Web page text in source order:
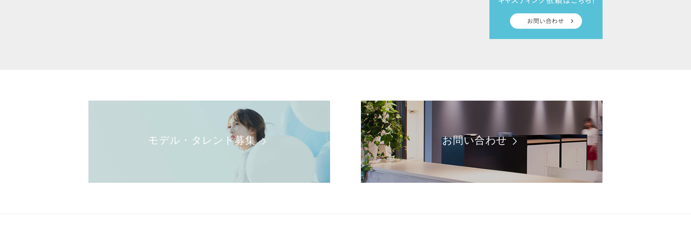
モデル・タレント募集 お問い合わせ